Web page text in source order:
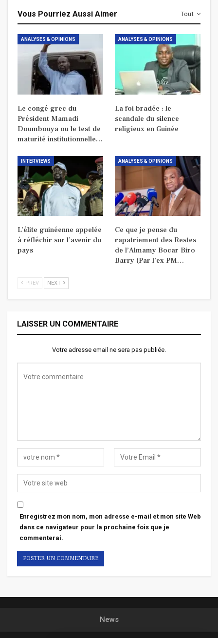
Tout
Vous Pourriez Aussi Aimer
ANALYSES & OPINIONS
Le congé grec du
Président Mamadi
Doumbouya ou le test de
maturité institutionnelle…
ANALYSES & OPINIONS
La foi bradée : le
scandale du silence
religieux en Guinée
INTERVIEWS
L’élite guinéenne appelée
à réfléchir sur l’avenir du
pays
ANALYSES & OPINIONS
Ce que je pense du
rapatriement des Restes
de l’Almamy Bocar Biro
Barry (Par l’ex PM…
PREV NEXT
LAISSER UN COMMENTAIRE
Votre adresse email ne sera pas publiée.
Enregistrez mon nom, mon adresse e-mail et mon site Web
dans ce navigateur pour la prochaine fois que je
commenterai.
News